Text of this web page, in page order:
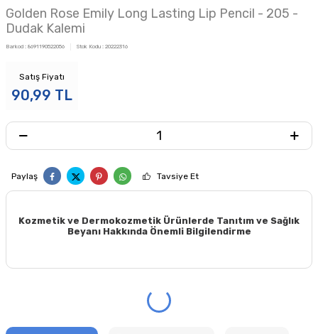
Golden Rose Emily Long Lasting Lip Pencil - 205 -
Dudak Kalemi
Barkod : 8691190522056 Stok Kodu : 20222316
Satış Fiyatı
90,99 TL
Paylaş Tavsiye Et
Kozmetik ve Dermokozmetik Ürünlerde Tanıtım ve Sağlık
Beyanı Hakkında Önemli Bilgilendirme